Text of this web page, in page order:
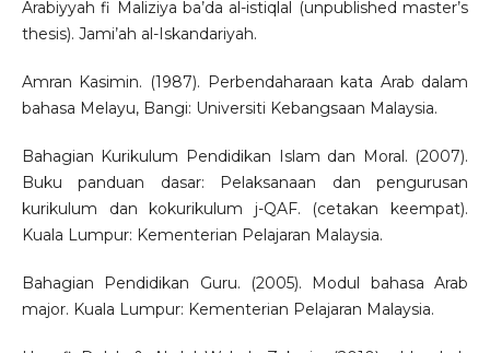
Arabiyyah fi Maliziya ba’da al-istiqlal (unpublished master’s
thesis). Jami’ah al-Iskandariyah.
Amran Kasimin. (1987). Perbendaharaan kata Arab dalam
bahasa Melayu, Bangi: Universiti Kebangsaan Malaysia.
Bahagian Kurikulum Pendidikan Islam dan Moral. (2007).
Buku panduan dasar: Pelaksanaan dan pengurusan
kurikulum dan kokurikulum j-QAF. (cetakan keempat).
Kuala Lumpur: Kementerian Pelajaran Malaysia.
Bahagian Pendidikan Guru. (2005). Modul bahasa Arab
major. Kuala Lumpur: Kementerian Pelajaran Malaysia.